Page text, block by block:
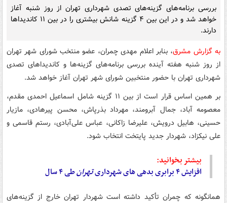
بررسی برنامه‌های گزینه‌های تصدی شهرداری تهران از روز شنبه آغاز
خواهد شد و در این بین ۴ گزینه شانش بیشتری را در بین ۱۱ کاندیداها
دارند.
به گزارش مشرق، بنابر اعلام مهدی چمران، عضو منتخب شورای شهر تهران
از روز شنبه هفته آینده بررسی برنامه‌های گزینه‌ها و کاندیداهای تصدی
شهرداری تهران با حضور منتخبین شورای شهر تهران آغاز خواهد شد.
بر همین اساس قرار است از بین ۱۱ گزینه شامل اسماعیل احمدی مقدم،
معصومه آباد، جمال آبرومند، مهرداد بذرپاش، محسن پیرهادی، مازیار
حسینی، هابیل درویش، علیرضا زاکانی، عباس علی‌آبادی، رستم قاسمی و
علی نیکزاد، شهردار جدید پایتخت انتخاب شود.
بیشتر بخوانید:
افزایش ۴ برابری بدهی های شهرداری
تهرانطی ۴ سال
همانگونه که چمران تأکید داشته است شهردار تهران خارج از گزینه‌های